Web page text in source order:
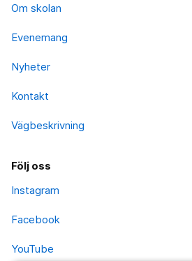
Om skolan
Evenemang
Nyheter
Kontakt
Vägbeskrivning
Följ oss
Instagram
Facebook
YouTube